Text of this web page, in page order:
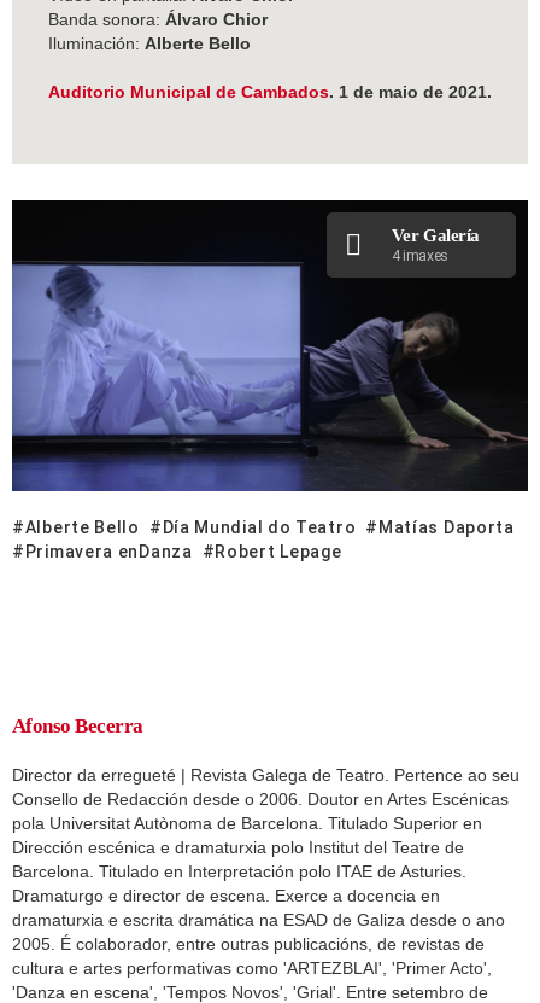
Banda sonora: Álvaro Chior
Iluminación: Alberte Bello
Auditorio Municipal de Cambados. 1 de maio de 2021.
Ver Galería
4 imaxes
Alberte Bello Día Mundial do Teatro
Matías Daporta
Primavera enDanza
Robert Lepage
Afonso Becerra
Director da erregueté | Revista Galega de Teatro. Pertence ao seu
Consello de Redacción desde o 2006. Doutor en Artes Escénicas
pola Universitat Autònoma de Barcelona. Titulado Superior en
Dirección escénica e dramaturxia polo Institut del Teatre de
Barcelona. Titulado en Interpretación polo ITAE de Asturies.
Dramaturgo e director de escena. Exerce a docencia en
dramaturxia e escrita dramática na ESAD de Galiza desde o ano
2005. É colaborador, entre outras publicacións, de revistas de
cultura e artes performativas como 'ARTEZBLAI', 'Primer Acto',
'Danza en escena', 'Tempos Novos', 'Grial'. Entre setembro de